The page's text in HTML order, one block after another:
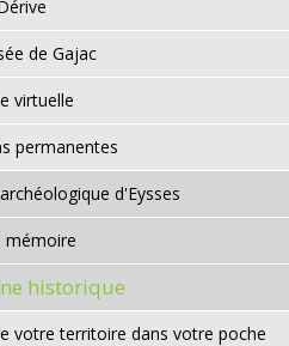
de Gajac
virtuelle
permanentes
d'Eysses
mémoire
historique
votre territoire dans votre poche